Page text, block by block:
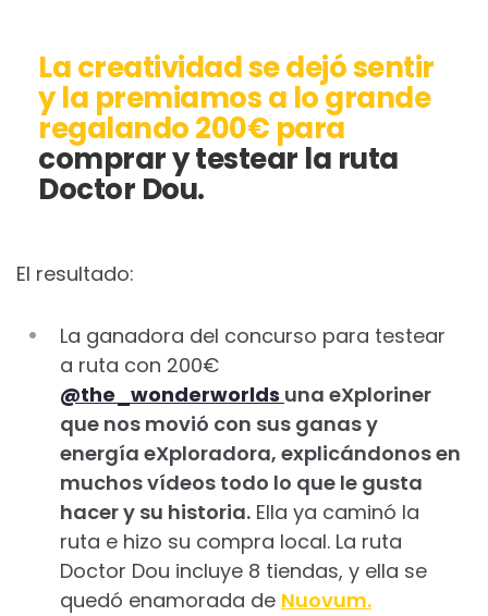
La creatividad se dejó sentir
y la premiamos a lo grande
regalando 200€ para
comprar y testear la ruta
Doctor Dou.
El resultado:
La ganadora del concurso para testear
a ruta con 200€
@the_wonderworlds una eXploriner
que nos movió con sus ganas y
energía eXploradora, explicándonos en
muchos vídeos todo lo que le gusta
hacer y su historia. Ella ya caminó la
ruta e hizo su compra local. La ruta
Doctor Dou incluye 8 tiendas, y ella se
quedó enamorada de Nuovum.